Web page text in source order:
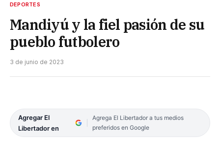
DEPORTES
Mandiyú y la fiel pasión de su
pueblo futbolero
3 de junio de 2023
Agregar El
Libertador en
Agrega El Libertador a tus medios
preferidos en Google